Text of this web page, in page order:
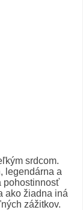
srdcom.
legendárna a
pohostinnosť
ako žiadna iná
zážitkov.